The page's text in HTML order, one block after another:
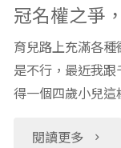
冠名權之爭
育兒路上充滿各
是不行，最近我
得一個四歲小兒
閱讀更多
"冠